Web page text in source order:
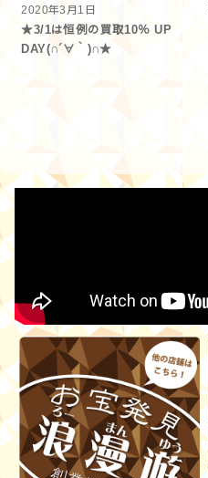
2020年3月1日
★3/1は恒例の買取10％ UP
DAY(∩´∀｀)∩★